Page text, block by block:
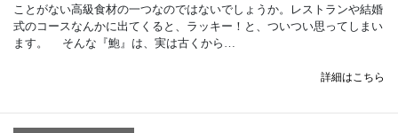
ことがない高級食材の一つなのではないでしょうか。レストランや結婚
式のコースなんかに出てくると、ラッキー！と、ついつい思ってしまい
ます。 そんな『鮑』は、実は古くから…
詳細はこちら